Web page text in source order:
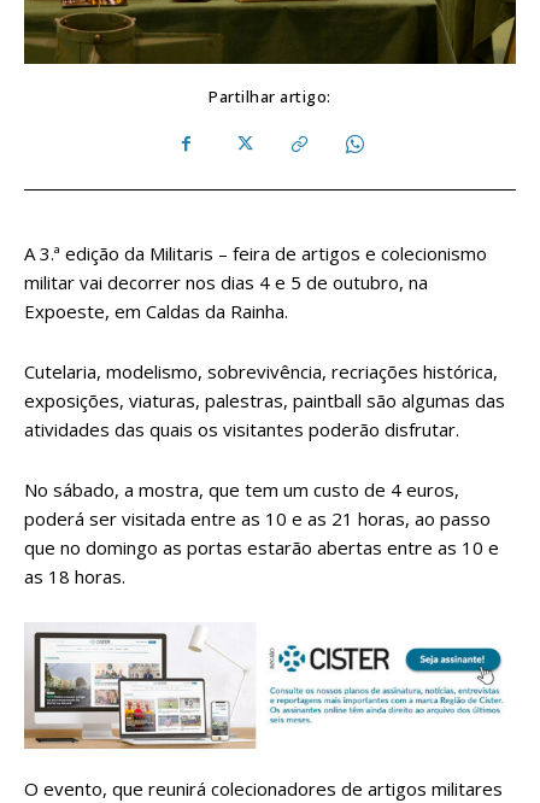
Partilhar artigo:
A 3.ª edição da Militaris – feira de artigos e colecionismo
militar vai decorrer nos dias 4 e 5 de outubro, na
Expoeste, em Caldas da Rainha.
Cutelaria, modelismo, sobrevivência, recriações histórica,
exposições, viaturas, palestras, paintball são algumas das
atividades das quais os visitantes poderão disfrutar.
No sábado, a mostra, que tem um custo de 4 euros,
poderá ser visitada entre as 10 e as 21 horas, ao passo
que no domingo as portas estarão abertas entre as 10 e
as 18 horas.
O evento, que reunirá colecionadores de artigos militares